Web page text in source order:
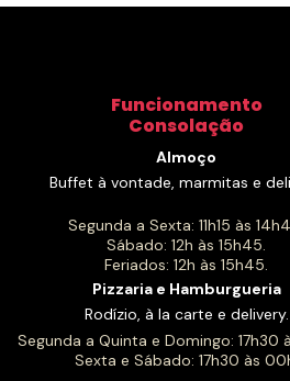
Funcionamento
Consolação
Almoço
Buffet à vontade, marmitas e
Segunda a Sexta: 11h15 às
Sábado: 12h às 15h45.
Feriados: 12h às 15h45.
Pizzaria e Hamburgueria
Rodízio, à la carte e delivery.
Segunda a Quinta e Domingo: 17h30
Sexta e Sábado: 17h30 às